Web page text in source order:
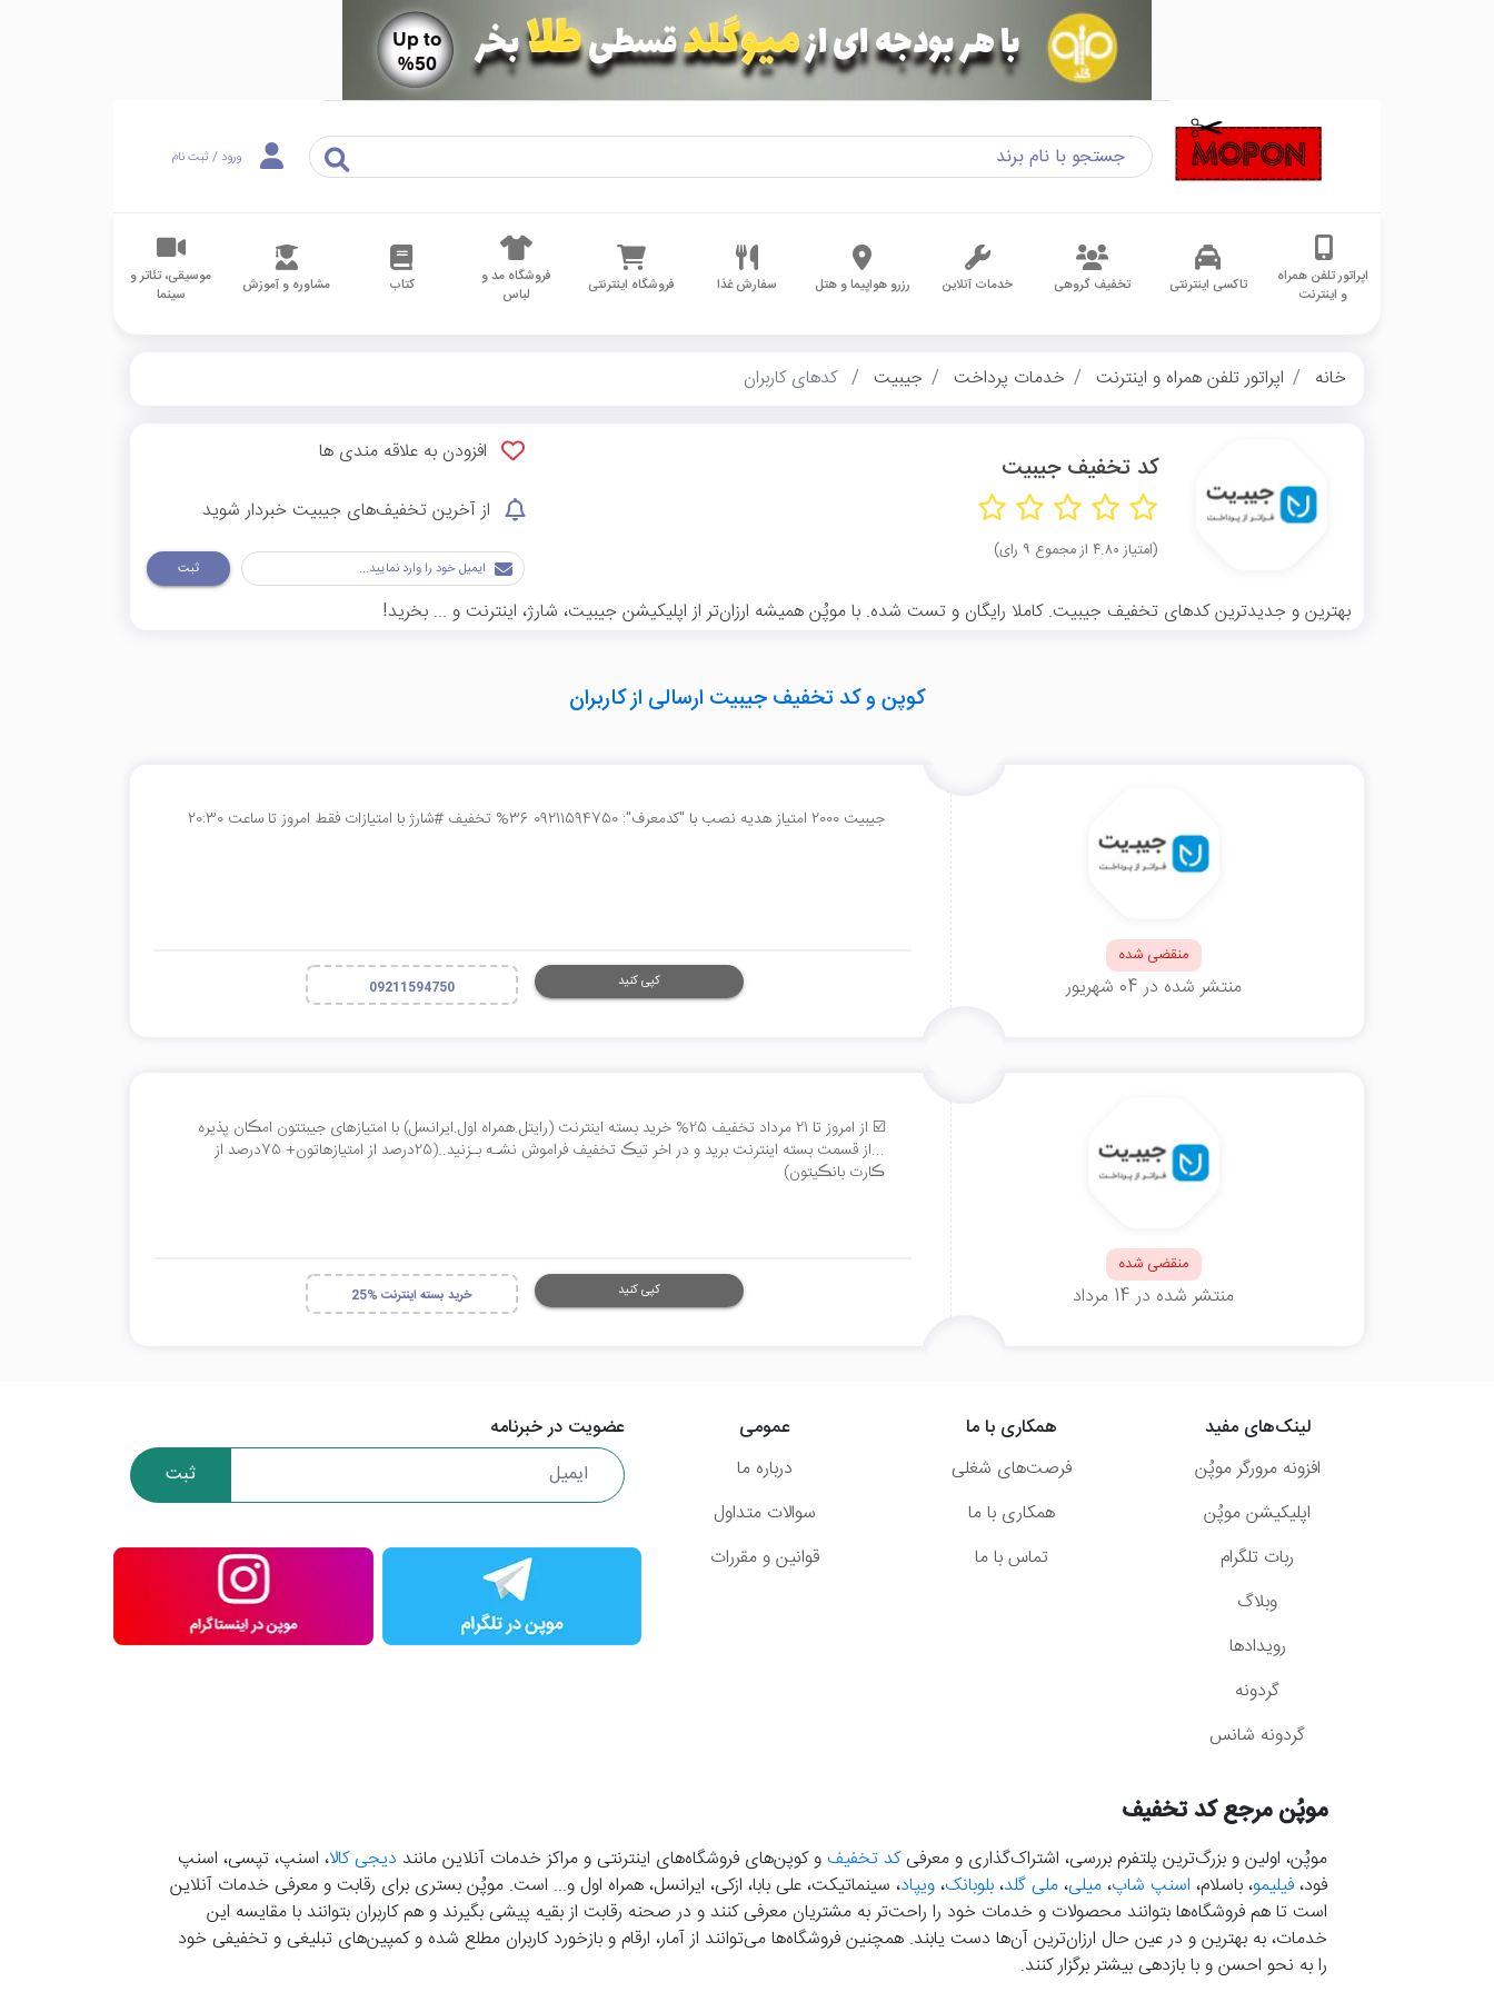
ورود / ثبت نام
اپراتور تلفن همراه
و اینترنت
تاکسی اینترنتی تخفیف گروهی خدمات آنلاین رزرو هواپیما و هتل سفارش غذا فروشگاه اینترنتی
فروشگاه مد و
لباس
کتاب مشاوره و آموزش
موسیقی، تئاتر و
سینما
خانه اپراتور تلفن همراه و اینترنت خدمات پرداخت جیبیت کدهای کاربران
کد تخفیف جیبیت
(امتیاز ۴.۸۰ از مجموع ۹ رای)
افزودن به علاقه مندی ها
از آخرین تخفیف‌های جیبیت خبردار شوید
ثبت
بهترین و جدیدترین کدهای تخفیف جیبیت. کاملا رایگان و تست شده. با موپُن همیشه ارزان‌تر از اپلیکیشن جیبیت، شارژ، اینترنت و ... بخرید!
کوپن و کد تخفیف جیبیت ارسالی از کاربران
منقضی شده
منتشر شده در 04 شهریور
جیبیت 2000 امتیاز هدیه نصب با "کدمعرف": 09211594750 36% تخفیف #شارژ با امتیازات فقط امروز تا ساعت 20:30
09211594750 کپی کنید
منقضی شده
منتشر شده در 14 مرداد
☑️ از امروز تا 21 مرداد تخفیف 25% خرید بسته اینترنت (رایتل.همراه اول.ایرانسل) با امتیازهای جیبتتون امڪان پذیره
...از قسمت بسته اینترنت برید و در اخر تیڪ تخفیف فراموش نشـه بـزنید..(25درصد از امتیازهاتون+ 75درصد از
ڪارت بانڪیتون)
25% خرید بسته اینترنت کپی کنید
عضویت در خبرنامه
ثبت
لینک‌های مفید
افزونه مرورگر موپُن
اپلیکیشن موپُن
ربات تلگرام
وبلاگ
رویدادها
گردونه
گردونه شانس
همکاری با ما
فرصت‌های شغلی
همکاری با ما
تماس با ما
عمومی
درباره ما
سوالات متداول
قوانین و مقررات
موپُن مرجع کد تخفیف
موپُن، اولین و بزرگ‌ترین پلتفرم بررسی، اشتراک‌گذاری و معرفیکد تخفیفو کوپن‌های فروشگاه‌های اینترنتی و مراکز خدمات آنلاین مانند دیجی کالا، اسنپ، تپسی، اسنپ
فود، فیلیمو، باسلام، اسنپ شاپ، میلی، ملی گلد، بلوبانک، ویپاد، سینماتیکت، علی بابا، ازکی، ایرانسل، همراه اول و... است. موپُن بستری برای رقابت و معرفی خدمات آنلاین
است تا هم فروشگاه‌ها بتوانند محصولات و خدمات خود را راحت‌تر به مشتریان معرفی کنند و در صحنه رقابت از بقیه پیشی بگیرند و هم کاربران بتوانند با مقایسه این
خدمات، به بهترین و در عین حال ارزان‌ترین آن‌ها دست‌ یابند. همچنین فروشگاه‌ها می‌توانند از آمار، ارقام و بازخورد کاربران مطلع شده و کمپین‌های تبلیغی و تخفیفی خود
را به نحو احسن و با بازدهی بیشتر برگزار کنند.